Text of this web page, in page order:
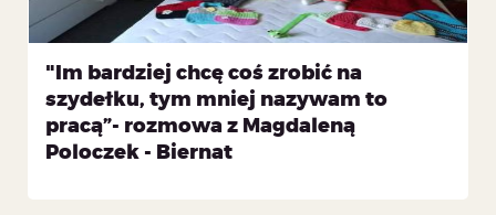
"Im bardziej chcę coś zrobić na
szydełku, tym mniej nazywam to
pracą”- rozmowa z Magdaleną
Poloczek - Biernat